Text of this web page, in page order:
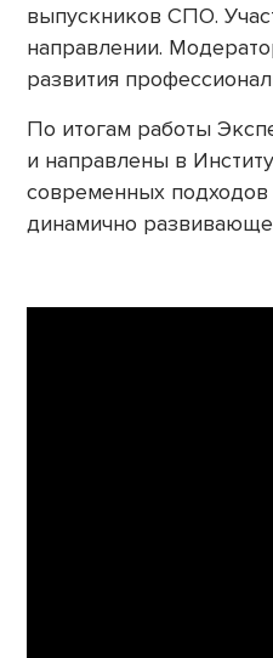
выпускников СПО.
направлении.
развития
По итогам работы
и направлены в
современных подходов
динамично